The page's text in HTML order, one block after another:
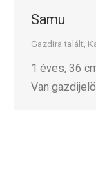
Samu
Gazdira talált
1 éves, 36
Van